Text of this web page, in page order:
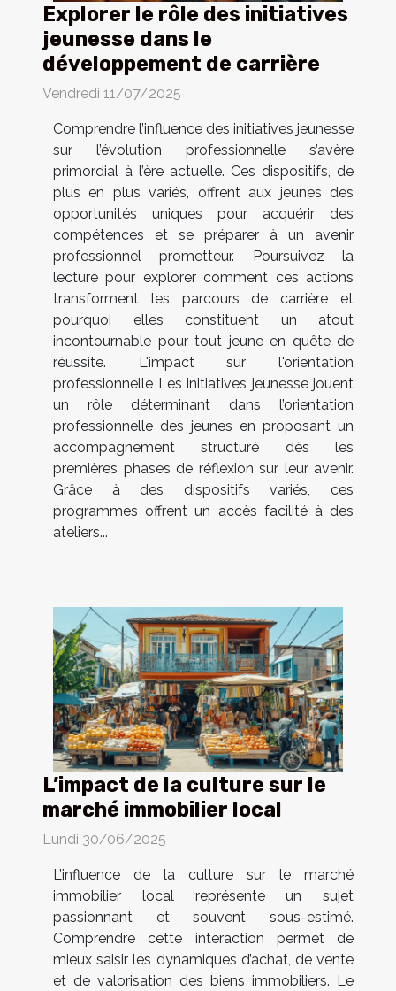
Explorer le rôle des initiatives
jeunesse dans le
développement de carrière
Vendredi 11/07/2025
Comprendre l’influence des initiatives jeunesse
sur l’évolution professionnelle s’avère
primordial à l’ère actuelle. Ces dispositifs, de
plus en plus variés, offrent aux jeunes des
opportunités uniques pour acquérir des
compétences et se préparer à un avenir
professionnel prometteur. Poursuivez la
lecture pour explorer comment ces actions
transforment les parcours de carrière et
pourquoi elles constituent un atout
incontournable pour tout jeune en quête de
réussite. L'impact sur l'orientation
professionnelle Les initiatives jeunesse jouent
un rôle déterminant dans l’orientation
professionnelle des jeunes en proposant un
accompagnement structuré dès les
premières phases de réflexion sur leur avenir.
Grâce à des dispositifs variés, ces
programmes offrent un accès facilité à des
ateliers...
L’impact de la culture sur le
marché immobilier local
Lundi 30/06/2025
L’influence de la culture sur le marché
immobilier local représente un sujet
passionnant et souvent sous-estimé.
Comprendre cette interaction permet de
mieux saisir les dynamiques d’achat, de vente
et de valorisation des biens immobiliers. Le